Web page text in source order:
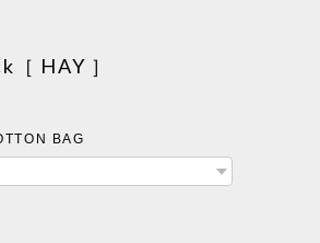
HAY ］
BAG